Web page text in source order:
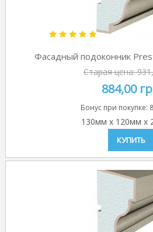
Фасадный подоконник
Старая цена:
884,00
Бонус при покупке:
130мм x 120мм x
КУПИТЬ